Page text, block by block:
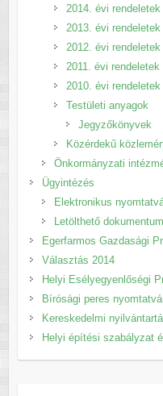
2014. évi rendeletek
2013. évi rendeletek
2012. évi rendeletek
2011. évi rendeletek
2010. évi rendeletek
Testületi anyagok
Jegyzőkönyvek
Közérdekű
Önkormányzati
Ügyintézés
Elektronikus
Letölthető
Egerfarmos Gazdasági
Választás 2014
Helyi Esélyegyenlőségi
Bírósági peres
Kereskedelmi
Helyi építési szabályzat